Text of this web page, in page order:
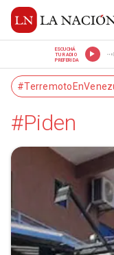
ESCUCHÁ
TU RADIO
PREFERIDA
#Piden